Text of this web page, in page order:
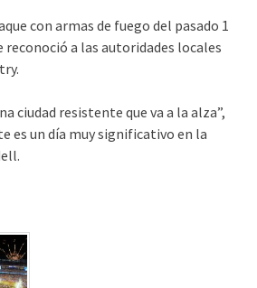
con armas de fuego del pasado 1
reconoció a las autoridades locales
ciudad resistente que va a la alza”,
es un día muy significativo en la